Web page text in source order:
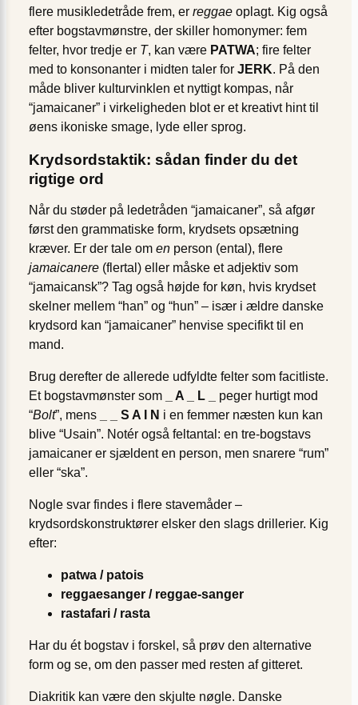
flere musikledetråde frem, er reggae oplagt. Kig også
efter bogstavmønstre, der skiller homonymer: fem
felter, hvor tredje er T, kan være PATWA; fire felter
med to konsonanter i midten taler for JERK. På den
måde bliver kulturvinklen et nyttigt kompas, når
“jamaicaner” i virkeligheden blot er et kreativt hint til
øens ikoniske smage, lyde eller sprog.
Krydsordstaktik: sådan finder du det
rigtige ord
Når du støder på ledetråden “jamaicaner”, så afgør
først den grammatiske form, krydsets opsætning
kræver. Er der tale om en person (ental), flere
jamaicanere (flertal) eller måske et adjektiv som
“jamaicansk”? Tag også højde for køn, hvis krydset
skelner mellem “han” og “hun” – især i ældre danske
krydsord kan “jamaicaner” henvise specifikt til en
mand.
Brug derefter de allerede udfyldte felter som facitliste.
Et bogstavmønster som
_ A _ L _
peger hurtigt mod
“Bolt”, mens _ _ S A I N i en femmer næsten kun kan
blive “Usain”. Notér også felt­antal: en tre-bogstavs
jamaicaner er sjældent en person, men snarere “rum”
eller “ska”.
Nogle svar findes i flere stavemåder –
krydsordskonstruktører elsker den slags drillerier. Kig
efter:
patwa / patois
reggaesanger / reggae-sanger
rastafari / rasta
Har du ét bogstav i forskel, så prøv den alternative
form og se, om den passer med resten af gitteret.
Diakritik kan være den skjulte nøgle. Danske